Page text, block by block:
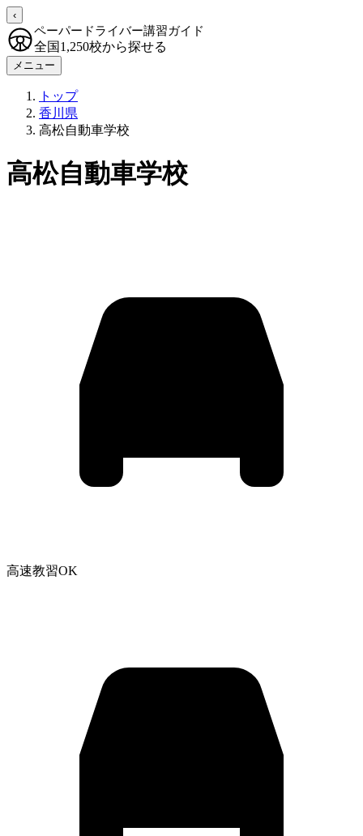
‹
ペーパードライバー講習ガイド
全国1,250校から探せる
メニュー
トップ
香川県
高松自動車学校
高松自動車学校
高速教習OK